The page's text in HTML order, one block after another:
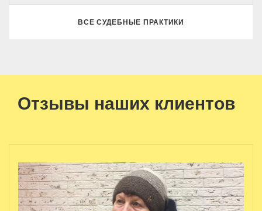
ВСЕ СУДЕБНЫЕ ПРАКТИКИ
Отзывы наших клиентов